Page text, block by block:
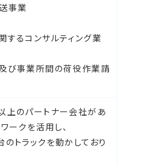
事業
するコンサルティング業
び事業所間の荷役作業請
上のパートナー会社があ
ークを活用し、
のトラックを動かしており